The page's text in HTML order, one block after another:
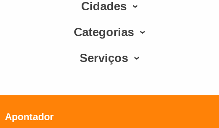
Cidades
Categorias
Serviços
Apontador